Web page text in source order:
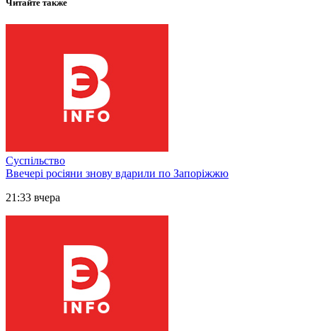
Читайте также
Суспільство
Ввечері росіяни знову вдарили по Запоріжжю
21:33 вчера